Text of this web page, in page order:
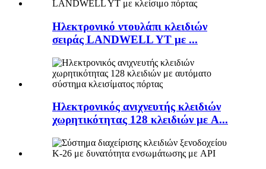
Ηλεκτρονικό ντουλάπι κλειδιών
σειράς LANDWELL YT με ...
Ηλεκτρονικός ανιχνευτής κλειδιών
χωρητικότητας 128 κλειδιών με A...